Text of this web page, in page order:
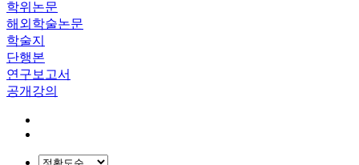
학위논문
해외학술논문
학술지
단행본
연구보고서
공개강의